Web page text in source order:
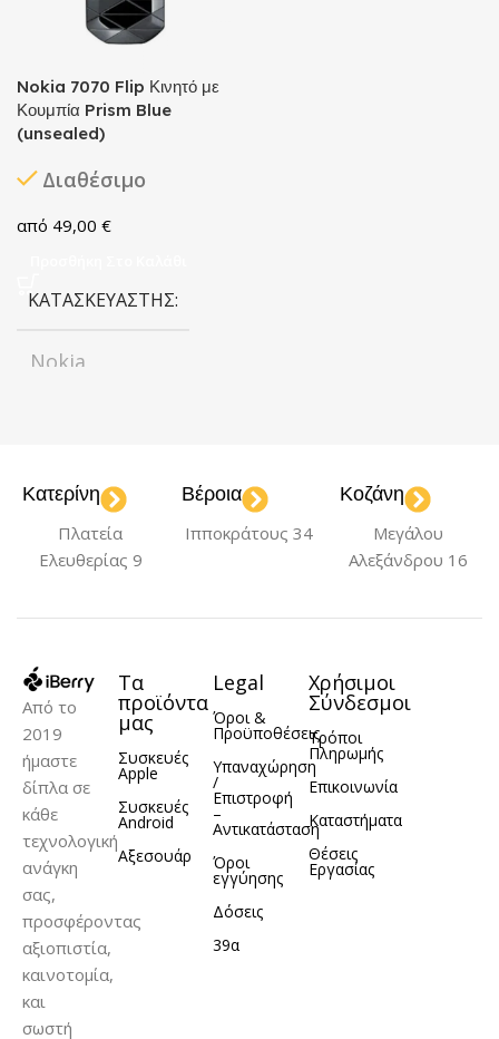
Nokia 7070 Flip Κινητό με
Κουμπία Prism Blue
(unsealed)
Διαθέσιμο
49,00 €
ΚΑΤΑΣΚΕΥΑΣΤΉΣ
Nokia
Κατερίνη
Πλατεία
Ελευθερίας 9
Βέροια
Ιπποκράτους 34
Κοζάνη
Μεγάλου
Αλεξάνδρου 16
Από το
2019
ήμαστε
δίπλα σε
κάθε
τεχνολογική
ανάγκη
σας,
προσφέροντας
αξιοπιστία,
καινοτομία,
και
σωστή
Τα
προϊόντα
μας
Συσκευές
Apple
Συσκευές
Android
Αξεσουάρ
Legal
Όροι &
Προϋποθέσεις
Υπαναχώρηση
/
Επιστροφή
–
Αντικατάσταση
Όροι
εγγύησης
Δόσεις
39α
Χρήσιμοι
Σύνδεσμοι
Τρόποι
Πληρωμής
Επικοινωνία
Καταστήματα
Θέσεις
Εργασίας